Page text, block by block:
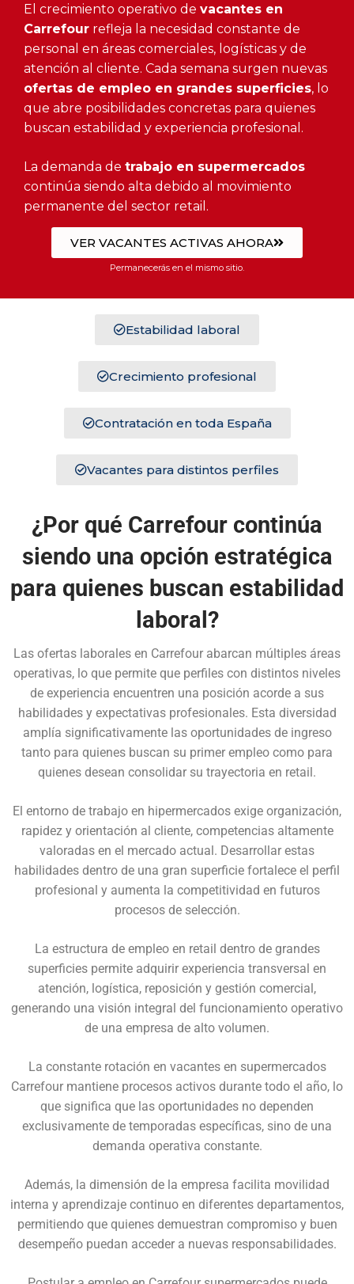
El crecimiento operativo de vacantes en
Carrefour refleja la necesidad constante de
personal en áreas comerciales, logísticas y de
atención al cliente. Cada semana surgen nuevas
ofertas de empleo en grandes superficies, lo
que abre posibilidades concretas para quienes
buscan estabilidad y experiencia profesional.
La demanda de trabajo en supermercados
continúa siendo alta debido al movimiento
permanente del sector retail.
VER VACANTES ACTIVAS AHORA
Permanecerás en el mismo sitio.
Estabilidad laboral
Crecimiento profesional
Contratación en toda España
Vacantes para distintos perfiles
¿Por qué Carrefour continúa
siendo una opción estratégica
para quienes buscan estabilidad
laboral?
Las ofertas laborales en Carrefour abarcan múltiples áreas
operativas, lo que permite que perfiles con distintos niveles
de experiencia encuentren una posición acorde a sus
habilidades y expectativas profesionales. Esta diversidad
amplía significativamente las oportunidades de ingreso
tanto para quienes buscan su primer empleo como para
quienes desean consolidar su trayectoria en retail.
El entorno de trabajo en hipermercados exige organización,
rapidez y orientación al cliente, competencias altamente
valoradas en el mercado actual. Desarrollar estas
habilidades dentro de una gran superficie fortalece el perfil
profesional y aumenta la competitividad en futuros
procesos de selección.
La estructura de empleo en retail dentro de grandes
superficies permite adquirir experiencia transversal en
atención, logística, reposición y gestión comercial,
generando una visión integral del funcionamiento operativo
de una empresa de alto volumen.
La constante rotación en vacantes en supermercados
Carrefour mantiene procesos activos durante todo el año, lo
que significa que las oportunidades no dependen
exclusivamente de temporadas específicas, sino de una
demanda operativa constante.
Además, la dimensión de la empresa facilita movilidad
interna y aprendizaje continuo en diferentes departamentos,
permitiendo que quienes demuestran compromiso y buen
desempeño puedan acceder a nuevas responsabilidades.